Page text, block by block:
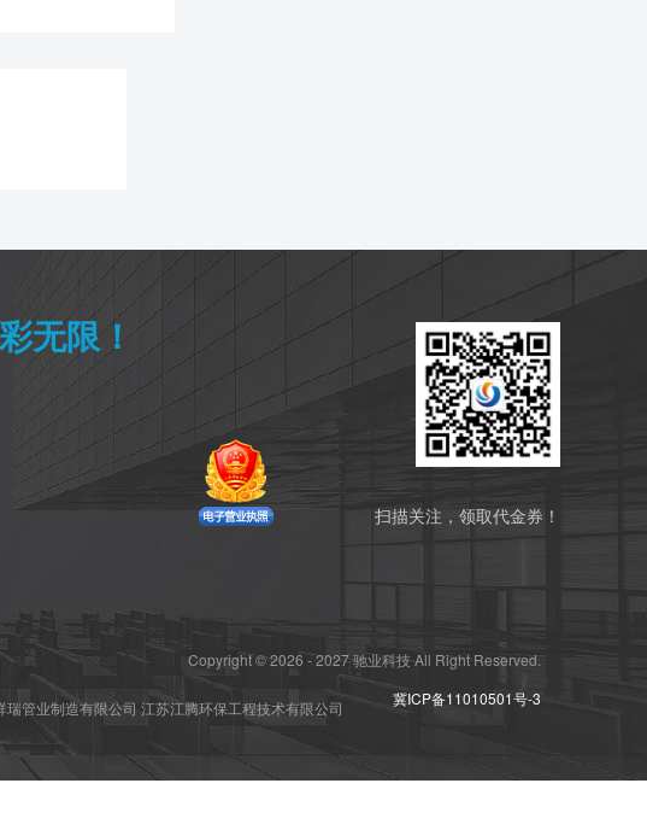
无限！
扫描关注，领取代金券！
Copyright © 2026 - 2027 驰业科技 All Right Reserved.
冀ICP备11010501号-3
瑞管业制造有限公司 江苏江腾环保工程技术有限公司